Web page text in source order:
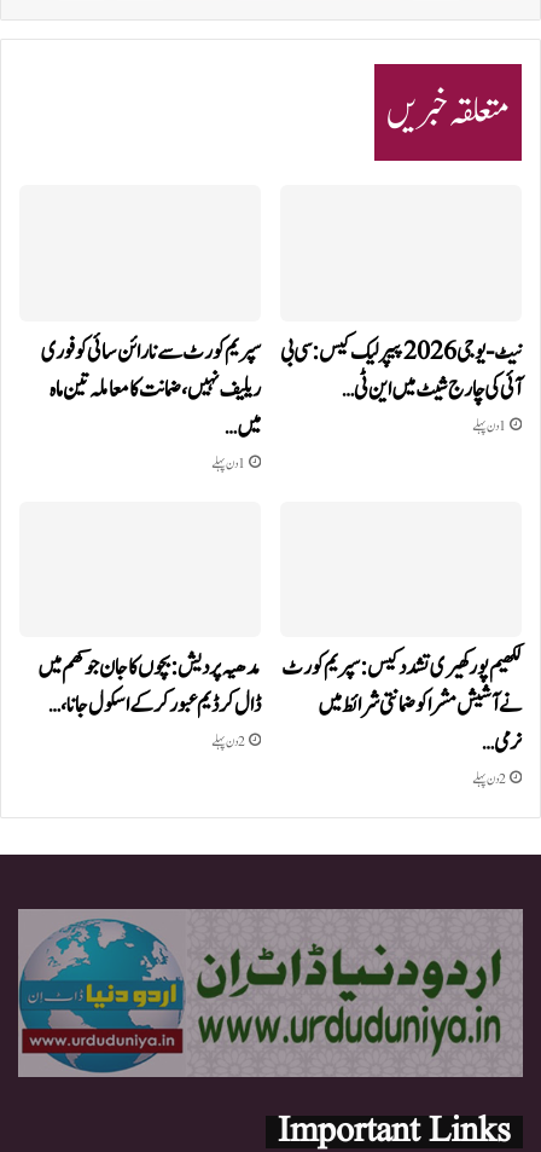
متعلقہ خبریں
نیٹ-یو جی 2026 پیپر لیک کیس: سی بی
آئی کی چارج شیٹ میں این ٹی…
1 دن پہلے
سپریم کورٹ سے نارائن سائی کو فوری
ریلیف نہیں، ضمانت کا معاملہ تین ماہ
میں…
1 دن پہلے
لکھیم پور کھیری تشدد کیس: سپریم کورٹ
نے آشیش مشرا کو ضمانتی شرائط میں
نرمی…
2 دن پہلے
مدھیہ پردیش: بچوں کا جان جوکھم میں
ڈال کر ڈیم عبور کر کے اسکول جانا،…
2 دن پہلے
Important Links